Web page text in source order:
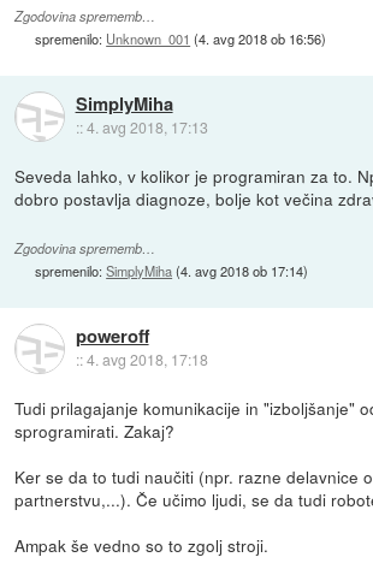
Zgodovina sprememb…
spremenilo: Unknown_001 (4. avg 2018 ob 16:56)
SimplyMiha
::4. avg 2018, 17:13
Seveda lahko, v kolikor je programiran za to.
dobro postavlja diagnoze, bolje kot večina
Zgodovina sprememb…
spremenilo:SimplyMiha(4. avg 2018 ob 17:14)
poweroff
::4. avg 2018, 17:18
Tudi prilagajanje komunikacije in "izboljšanje"
sprogramirati. Zakaj?
Ker se da to tudi naučiti (npr. razne delavnice
partnerstvu,...). Če učimo ljudi, se da tudi
Ampak še vedno so to zgolj stroji.